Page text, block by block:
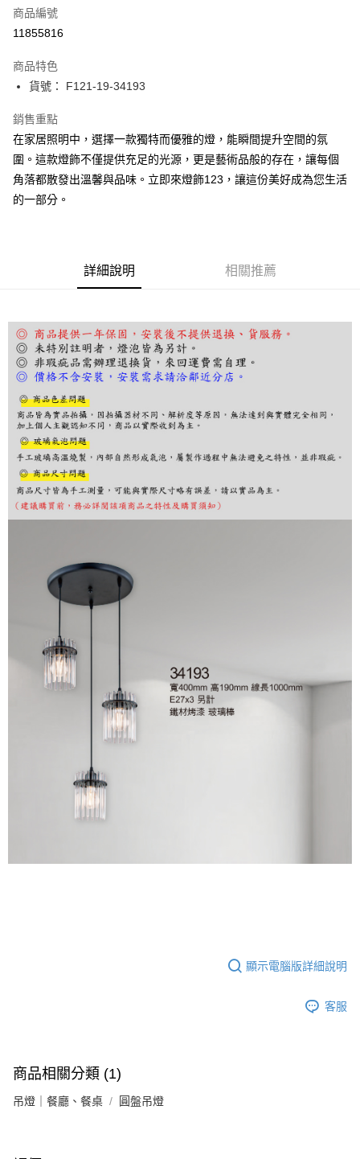
LINE Pay
街口支付
悠遊付
Google Pay
全盈+PAY
AFTEE先享後付
【「AFTEE先享後付」結帳流程】
１．於結帳方式選擇「AFTEE先享後付」後，將跳轉至「AFTEE先享後付」
結帳頁面，進行簡訊認證並確認金額後，即可完成結帳。
２．訂單成立數日內，您將收到繳費通知簡訊。
３．收到繳費通知簡訊後14天內，點擊此簡訊中的連結，可透過四大超商／
ATM／網路銀行／等多元方式進行付款，方視為交易完成。
※ 請注意：結帳手續完成當下不需立刻繳費，但若您需要取消訂單，請聯絡
購買商品的店家。未經商家同意取消之訂單仍視為有效，需透過AFTEE先享
後付繳納相關費用。
※ 交易是否成功請以「AFTEE先享後付 」之結帳頁面顯示為準，若有關於
是否繳費成功／繳費後需取消欲退款等相關疑問，請聯繫「AFTEE先享後付
客戶支援中心」
https://netprotections.freshdesk.com/support/home
權轉讓予恩沛科技股份有限公司。
２．關於個人資料處理事宜，請瀏覽以下網址：
https://aftee.tw/terms/#terms3
４．使用「AFTEE先享後付」時，將依據個別帳號之用戶狀況，依本公司即
時審查核予不同之上限額度；若仍有額度不足之情形，本公司將視審查結果
請求用戶進行身份認證。
５．嚴禁一人註冊多個帳號或使用他人資訊註冊。若發現惡意使用之情形，
恩沛科技股份有限公司將有權停止該用戶之使用額度並採取法律行動。
每筆NT$180，滿NT$5,000(含以上)免運費
商品編號
11855816
商品特色
貨號： F121-19-34193
銷售重點
在家居照明中，選擇一款獨特而優雅的燈，能瞬間提升空間的氛
圍。這款燈飾不僅提供充足的光源，更是藝術品般的存在，讓每個
角落都散發出溫馨與品味。立即來燈飾123，讓這份美好成為您生活
的一部分。
詳細說明 相關推薦
顯示電腦版詳細說明
客服
商品相關分類 (1)
吊燈｜餐廳、餐桌 圓盤吊燈